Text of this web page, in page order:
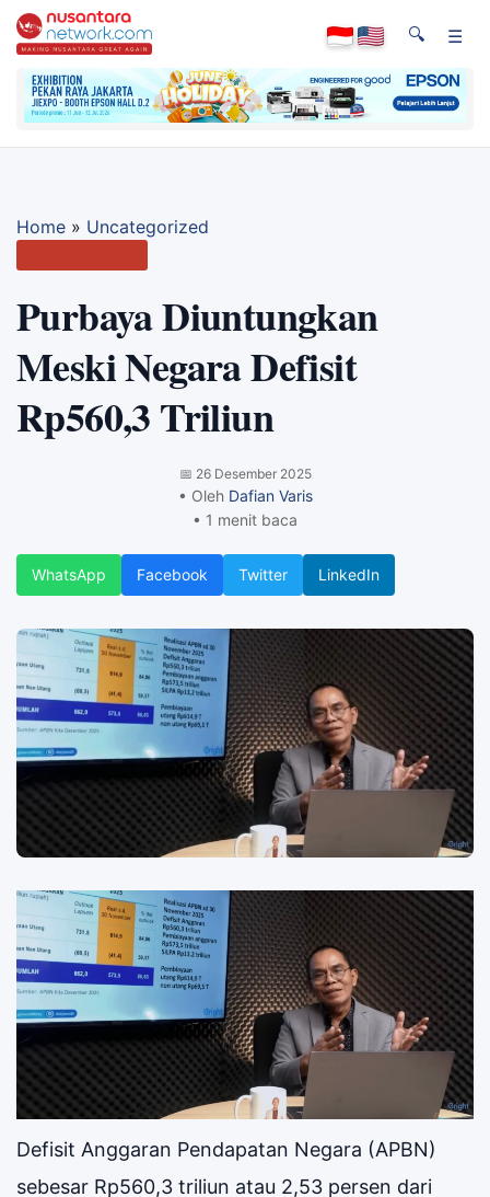
🔍 ☰
Home » Uncategorized
Purbaya Diuntungkan
Meski Negara Defisit
Rp560,3 Triliun
📅 26 Desember 2025
• Oleh Dafian Varis
• 1 menit baca
WhatsApp Facebook Twitter LinkedIn
Defisit Anggaran Pendapatan Negara (APBN)
sebesar Rp560,3 triliun atau 2,53 persen dari